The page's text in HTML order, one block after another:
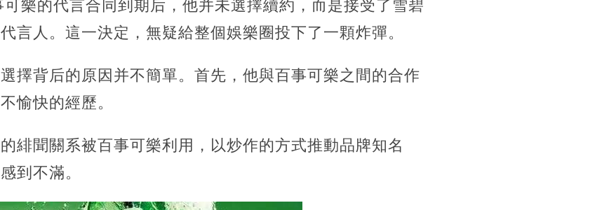
樂的代言合同到期后，他并未選擇續約，而是接受了雪碧
言人。這一決定，無疑給整個娛樂圈投下了一顆炸彈。
擇背后的原因并不簡單。首先，他與百事可樂之間的合作
愉快的經歷。
緋聞關系被百事可樂利用，以炒作的方式推動品牌知名
到不滿。